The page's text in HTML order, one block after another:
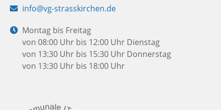
E- info@vg-strasskirchen.de
Öffnungszeiten:
Montag bis Freitag
von 08:00 Uhr bis 12:00 Uhr Dienstag
von 13:30 Uhr bis 15:30 Uhr Donnerstag
von 13:30 Uhr bis 18:00 Uhr